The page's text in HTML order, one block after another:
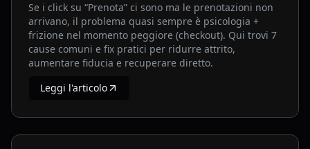
Se i click su “Prenota” ci sono ma le prenotazioni non
arrivano, il problema quasi sempre è psicologia +
frizione nel momento peggiore (checkout). Qui trovi 7
cause comuni e fix pratici per ridurre attrito,
aumentare fiducia e recuperare diretto.
Leggi l'articolo